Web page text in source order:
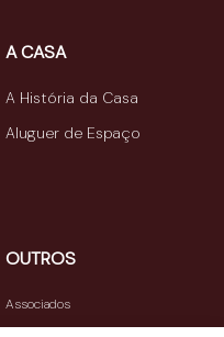
A CASA
A História da Casa
Aluguer de Espaço
OUTROS
Associados